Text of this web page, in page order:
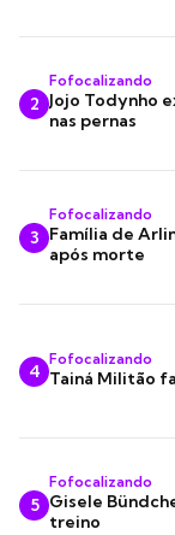
2
Fofocalizando
Jojo Todynho
nas pernas
3
Fofocalizando
Família de
após morte
4
Fofocalizando
Tainá Militão
5
Fofocalizando
Gisele
treino